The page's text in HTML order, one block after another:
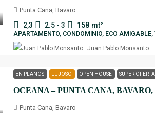
Punta Cana, Bavaro
2,3 2.5 - 3 158 mt²
APARTAMENTO, CONDOMINIO, ECO AMIGABLE,
Juan Pablo Monsanto
EN PLANOS LUJOSO OPEN HOUSE SUPER OFERTA
OCEANA – PUNTA CANA, BAVARO,
Punta Cana, Bavaro